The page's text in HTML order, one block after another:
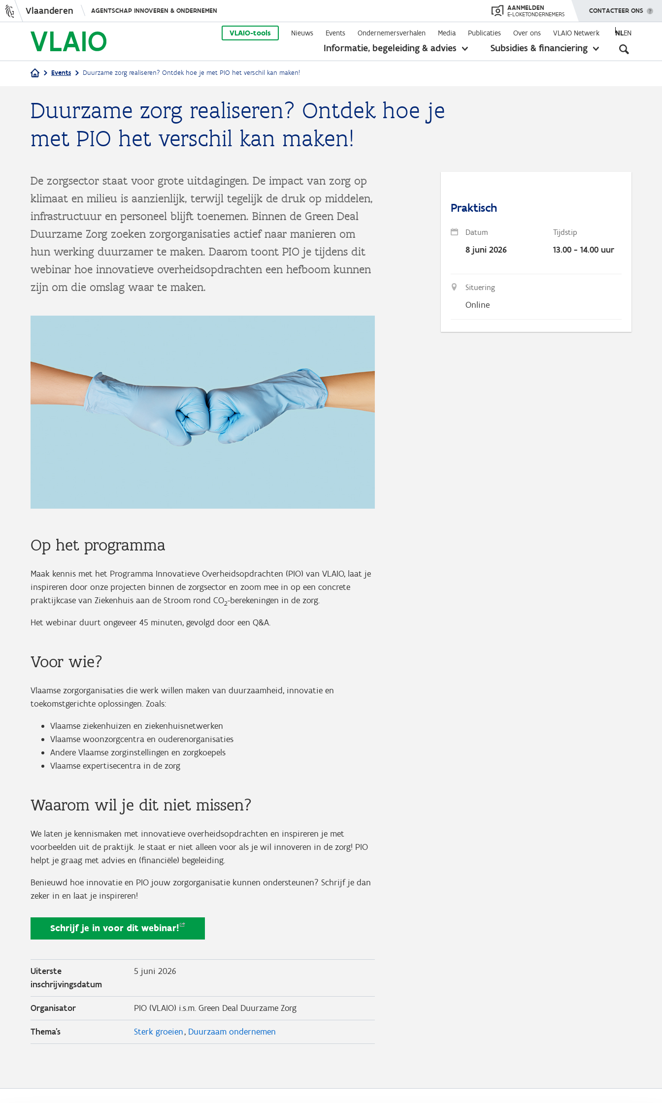
Overslaan
en
naar
de
Vlaanderen AGENTSCHAP INNOVEREN & ONDERNEMEN AANMELDEN
E-LOKETONDERNEMERS TOON MENU
CONTACTEER ONS
VLAIO-tools Nieuws Events Ondernemersverhalen Media Publicaties Over ons VLAIO Netwerk NLEN
Informatie, begeleiding & advies
toon
Subsidies & financiering
toon
Kruimelpad
Events Duurzame zorg realiseren? Ontdek hoe je met PIO het verschil kan maken!
Duurzame zorg realiseren? Ontdek hoe je
met PIO het verschil kan maken!
De zorgsector staat voor grote uitdagingen. De impact van zorg op
klimaat en milieu is aanzienlijk, terwijl tegelijk de druk op middelen,
infrastructuur en personeel blijft toenemen. Binnen de Green Deal
Duurzame Zorg zoeken zorgorganisaties actief naar manieren om
hun werking duurzamer te maken. Daarom toont PIO je tijdens dit
webinar hoe innovatieve overheidsopdrachten een hefboom kunnen
zijn om die omslag waar te maken.
Op het programma
Maak kennis met het Programma Innovatieve Overheidsopdrachten (PIO) van VLAIO, laat je
inspireren door onze projecten binnen de zorgsector en zoom mee in op een concrete
praktijkcase van Ziekenhuis aan de Stroom rond CO2-berekeningen in de zorg.
Het webinar duurt ongeveer 45 minuten, gevolgd door een Q&A.
Voor wie?
Vlaamse zorgorganisaties die werk willen maken van duurzaamheid, innovatie en
toekomstgerichte oplossingen. Zoals:
Vlaamse ziekenhuizen en ziekenhuisnetwerken
Vlaamse woonzorgcentra en ouderenorganisaties
Andere Vlaamse zorginstellingen en zorgkoepels
Vlaamse expertisecentra in de zorg
Waarom wil je dit niet missen?
We laten je kennismaken met innovatieve overheidsopdrachten en inspireren je met
voorbeelden uit de praktijk. Je staat er niet alleen voor als je wil innoveren in de zorg! PIO
helpt je graag met advies en (financiële) begeleiding.
Benieuwd hoe innovatie en PIO jouw zorgorganisatie kunnen ondersteunen? Schrijf je dan
zeker in en laat je inspireren!
Schrijf je in voor dit webinar!
Uiterste
inschrijvingsdatum
5 juni 2026
Organisator PIO (VLAIO) i.s.m. Green Deal Duurzame Zorg
Thema's Sterk groeien Duurzaam ondernemen
Praktisch
Datum Tijdstip
8 juni 2026 13.00 - 14.00 uur
Situering
Online